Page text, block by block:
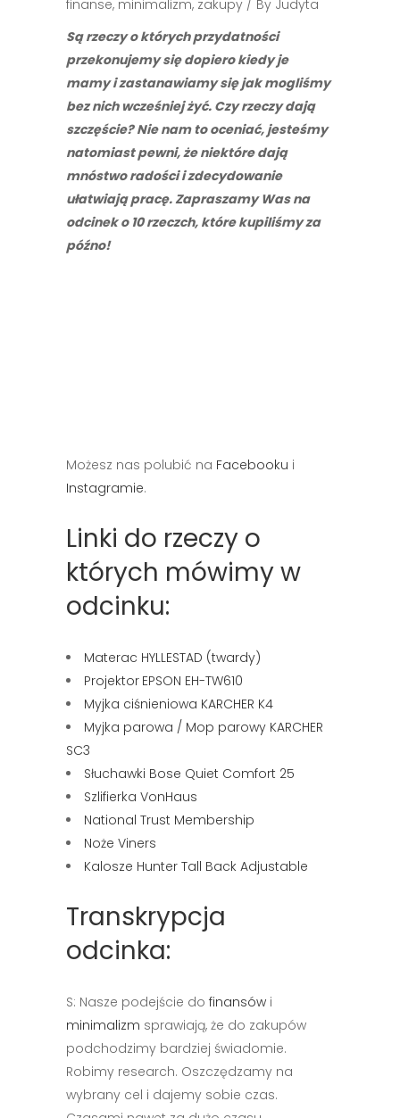
finanse, minimalizm, zakupy By Judyta
Są rzeczy o których przydatności
przekonujemy się dopiero kiedy je
mamy i zastanawiamy się jak mogliśmy
bez nich wcześniej żyć. Czy rzeczy dają
szczęście? Nie nam to oceniać, jesteśmy
natomiast pewni, że niektóre dają
mnóstwo radości i zdecydowanie
ułatwiają pracę. Zapraszamy Was na
odcinek o 10 rzeczch, które kupiliśmy za
późno!
Możesz nas polubić na Facebooku i
Instagramie.
Linki do rzeczy o
których mówimy w
odcinku:
Materac HYLLESTAD (twardy)
Projektor EPSON EH-TW610
Myjka ciśnieniowa KARCHER K4
Myjka parowa / Mop parowy KARCHER
SC3
Słuchawki Bose Quiet Comfort 25
Szlifierka VonHaus
National Trust Membership
Noże Viners
Kalosze Hunter Tall Back Adjustable
Transkrypcja
odcinka:
S: Nasze podejście do finansów i
minimalizm sprawiają, że do zakupów
podchodzimy bardziej świadomie.
Robimy research. Oszczędzamy na
wybrany cel i dajemy sobie czas.